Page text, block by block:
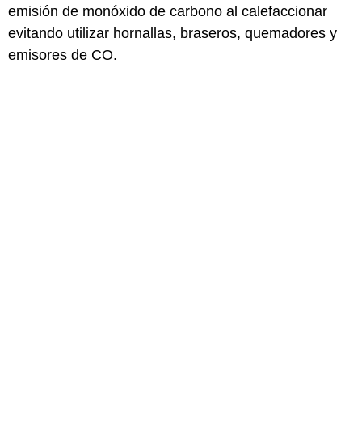
emisión de monóxido de carbono al calefaccionar
evitando utilizar hornallas, braseros, quemadores y
emisores de CO.